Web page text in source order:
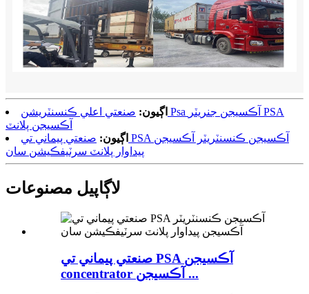
اڳيون: صنعتي اعلي ڪنسنٽريشن Psa آڪسيجن جنريٽر PSA
آڪسيجن پلانٽ
اڳيون: صنعتي پيماني تي PSA آڪسيجن ڪنسنٽريٽر آڪسيجن
پيداوار پلانٽ سرٽيفڪيشن سان
لاڳاپيل مصنوعات
صنعتي پيماني تي PSA آڪسيجن
concentrator آڪسيجن ...